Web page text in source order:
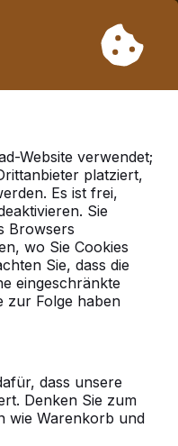
Sie daher längere
Website verwendet;
platziert,
Es ist frei,
Sie
Browsers
wo Sie Cookies
Sie, dass die
eingeschränkte
zur Folge haben
dass unsere
Denken Sie zum
wie Warenkorb und
deze